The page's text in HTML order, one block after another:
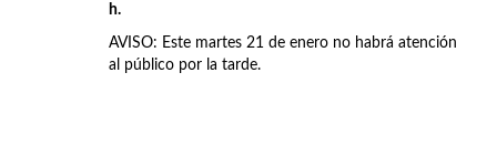
h.
AVISO: Este martes 21 de enero no habrá atención
al público por la tarde.